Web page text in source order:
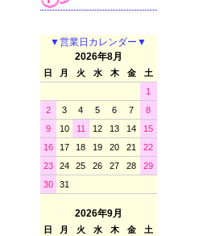
▼営業日カレンダー▼
2026年8月
日 月 火 水 木 金
土
1
2
3 4 5 6 7
8
9
10 11 12 13 14
15
16
17 18 19 20 21
22
23
24 25 26 27 28
29
30
31
2026年9月
日 月 火 水 木 金
土